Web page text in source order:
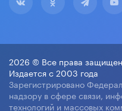
2026 © Все права
Издается с 2003 года
Зарегистрировано
надзору в сфере связи,
технологий и массовых